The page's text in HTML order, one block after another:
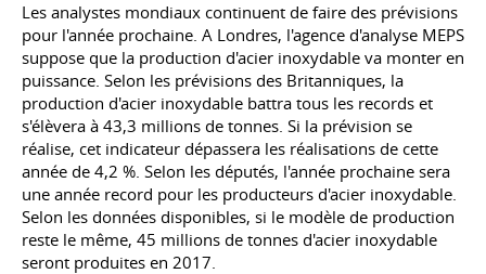
Les analystes mondiaux continuent de faire des prévisions
pour l'année prochaine. A Londres, l'agence d'analyse MEPS
suppose que la production d'acier inoxydable va monter en
puissance. Selon les prévisions des Britanniques, la
production d'acier inoxydable battra tous les records et
s'élèvera à 43,3 millions de tonnes. Si la prévision se
réalise, cet indicateur dépassera les réalisations de cette
année de 4,2 %. Selon les députés, l'année prochaine sera
une année record pour les producteurs d'acier inoxydable.
Selon les données disponibles, si le modèle de production
reste le même, 45 millions de tonnes d'acier inoxydable
seront produites en 2017.